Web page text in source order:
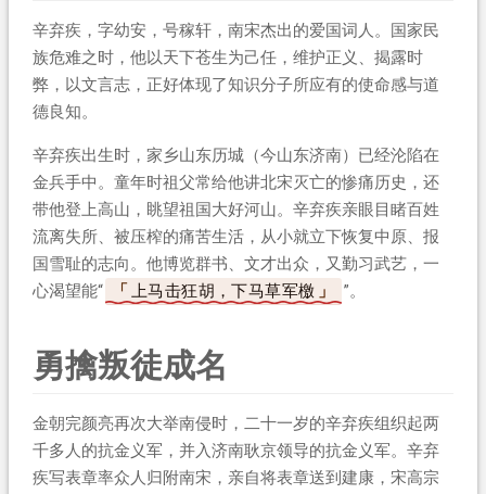
辛弃疾，字幼安，号稼轩，南宋杰出的爱国词人。国家民
族危难之时，他以天下苍生为己任，维护正义、揭露时
弊，以文言志，正好体现了知识分子所应有的使命感与道
德良知。
辛弃疾出生时，家乡山东历城（今山东济南）已经沦陷在
金兵手中。童年时祖父常给他讲北宋灭亡的惨痛历史，还
带他登上高山，眺望祖国大好河山。辛弃疾亲眼目睹百姓
流离失所、被压榨的痛苦生活，从小就立下恢复中原、报
国雪耻的志向。他博览群书、文才出众，又勤习武艺，一
心渴望能“
上马击狂胡，下马草军檄 ”。
勇擒叛徒成名
金朝完颜亮再次大举南侵时，二十一岁的辛弃疾组织起两
千多人的抗金义军，并入济南耿京领导的抗金义军。辛弃
疾写表章率众人归附南宋，亲自将表章送到建康，宋高宗